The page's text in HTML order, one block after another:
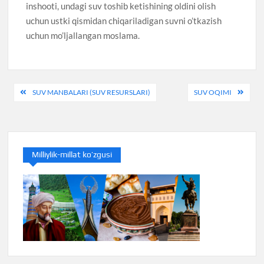
inshooti, undagi suv toshib ketishining oldini olish
uchun ustki qismidan chiqariladigan suvni o’tkazish
uchun mo’ljallangan moslama.
PostSUV MANBALARI (SUV RESURSLARI) SUV OQIMI
Milliylik-millat ko’zgusi